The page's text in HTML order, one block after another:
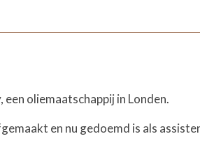
oliemaatschappij in Londen.
en nu gedoemd is als